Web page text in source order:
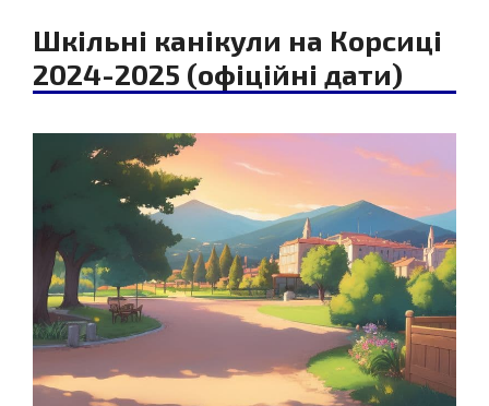
Шкільні канікули на Корсиці
2024-2025 (офіційні дати)